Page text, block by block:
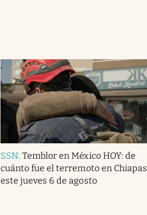
SSN.Temblor en México HOY: de
cuánto fue el terremoto en Chiapas
este jueves 6 de agosto